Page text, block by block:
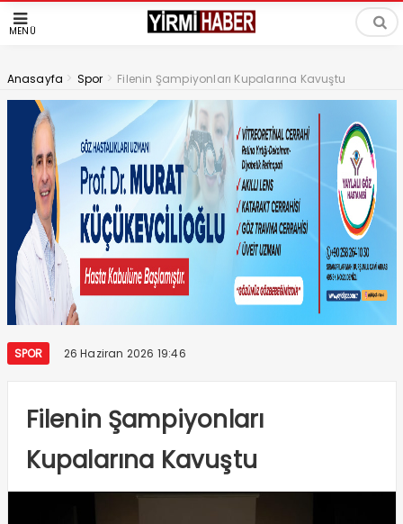
MENÜ
Anasayfa > Spor > Filenin Şampiyonları Kupalarına Kavuştu
SPOR 26 Haziran 2026 19:46
Filenin Şampiyonları
Kupalarına Kavuştu